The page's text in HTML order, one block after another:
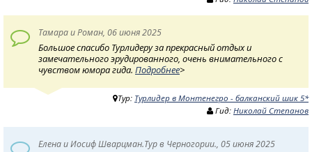
Тамара и Роман, 06 июня 2025
Большое спасибо Турлидеру за прекрасный отдых и
замечательного эрудированного, очень внимательного с
чувством юмора гида. Подробнее>
Тур: Турлидер в Монтенегро - балканский шик 5*
Гид: Николай Степанов
Елена и Иосиф Шварцман.Тур в Черногории., 05 июня 2025